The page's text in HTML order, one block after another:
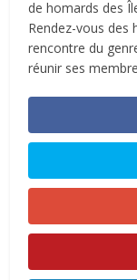
de homards des
Rendez-vous des
rencontre du
réunir ses